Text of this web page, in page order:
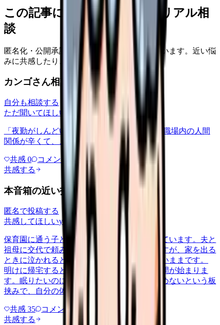
この記事に近い看護師さんのリアル相
談
匿名化・公開承認済みの本音だけを表示しています。近い悩
みに共感したり、自分の状況を投稿できます。
カンゴさん相談室から共有された相談
自分も相談する
ただ聞いてほしい
relationships 2026/6/13
「夜勤がしんどい」について相談したいです 職場内の人間
関係が辛くて、、、
共感 0 コメント
0
共感する
本音箱の近い投稿
匿名で投稿する
共感してほしいyakin2026/5/22
保育園に通う子どもを育てながら夜勤に入っています。夫と
祖母に交代で頼みながらなんとか回していますが、家を出る
ときに泣かれると、勤務中ずっと胸の奥が重いままです。
明けに帰宅すると、今度はそのまま育児の時間が始まりま
す。眠りたいのに眠れない、休みたいのに休めないという板
挟みで、自分の体を後回しにする…
共感 35 コメント
共感する